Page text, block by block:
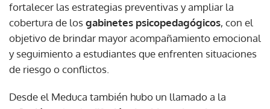
fortalecer las estrategias preventivas y ampliar la
cobertura de losgabinetes psicopedagógicos, con el
objetivo de brindar mayor acompañamiento emocional
y seguimiento a estudiantes que enfrenten situaciones
de riesgo o conflictos.
Desde el Meduca también hubo un llamado a la